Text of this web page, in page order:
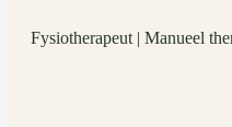
Fysiotherapeut | Manueel